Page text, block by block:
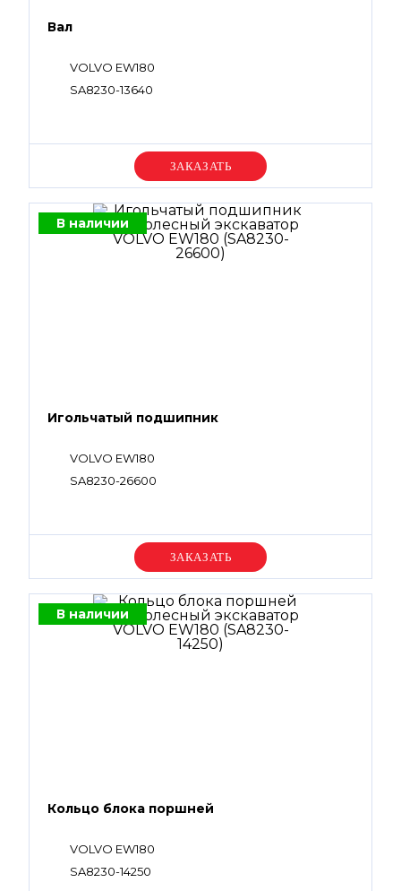
Вал
VOLVO EW180
SA8230-13640
Уточняйте цену
В наличии
Игольчатый подшипник
VOLVO EW180
SA8230-26600
Уточняйте цену
В наличии
Кольцо блока поршней
VOLVO EW180
SA8230-14250